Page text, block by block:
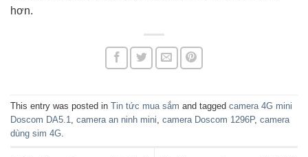
hơn.
This entry was posted in Tin tức mua sắm and tagged camera 4G mini
Doscom DA5.1, camera an ninh mini, camera Doscom 1296P, camera
dùng sim 4G.